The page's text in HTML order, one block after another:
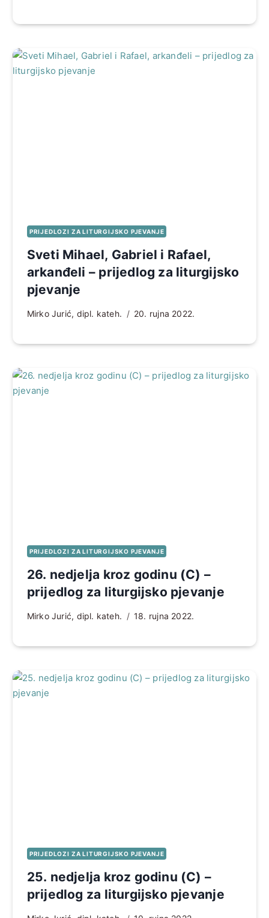
PRIJEDLOZI ZA LITURGIJSKO PJEVANJE
Sveti Mihael, Gabriel i Rafael,
arkanđeli – prijedlog za liturgijsko
pjevanje
Mirko Jurić, dipl. kateh. 20. rujna 2022.
PRIJEDLOZI ZA LITURGIJSKO PJEVANJE
26. nedjelja kroz godinu (C) –
prijedlog za liturgijsko pjevanje
Mirko Jurić, dipl. kateh. 18. rujna 2022.
PRIJEDLOZI ZA LITURGIJSKO PJEVANJE
25. nedjelja kroz godinu (C) –
prijedlog za liturgijsko pjevanje